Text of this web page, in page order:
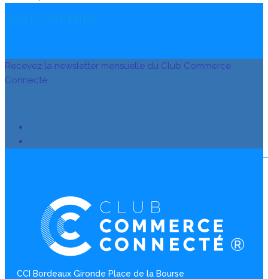
AVEC LE SOUTIEN DE
Recevez la newsletter mensuelle du Club Commerce
Connecté
CCI Bordeaux Gironde Place de la Bourse